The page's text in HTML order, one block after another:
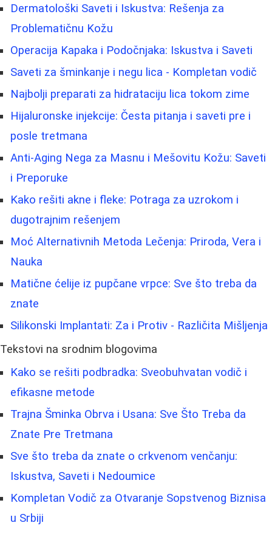
Dermatološki Saveti i Iskustva: Rešenja za
Problematičnu Kožu
Operacija Kapaka i Podočnjaka: Iskustva i Saveti
Saveti za šminkanje i negu lica - Kompletan vodič
Najbolji preparati za hidrataciju lica tokom zime
Hijaluronske injekcije: Česta pitanja i saveti pre i
posle tretmana
Anti-Aging Nega za Masnu i Mešovitu Kožu: Saveti
i Preporuke
Kako rešiti akne i fleke: Potraga za uzrokom i
dugotrajnim rešenjem
Moć Alternativnih Metoda Lečenja: Priroda, Vera i
Nauka
Matične ćelije iz pupčane vrpce: Sve što treba da
znate
Silikonski Implantati: Za i Protiv - Različita Mišljenja
Tekstovi na srodnim blogovima
Kako se rešiti podbradka: Sveobuhvatan vodič i
efikasne metode
Trajna Šminka Obrva i Usana: Sve Što Treba da
Znate Pre Tretmana
Sve što treba da znate o crkvenom venčanju:
Iskustva, Saveti i Nedoumice
Kompletan Vodič za Otvaranje Sopstvenog Biznisa
u Srbiji